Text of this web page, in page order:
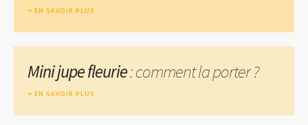
EN SAVOIR PLUS
Mini jupe fleurie: comment la porter ?
EN SAVOIR PLUS